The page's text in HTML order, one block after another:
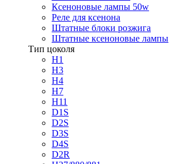
Ксеноновые лампы 50w
Реле для ксенона
Штатные блоки розжига
Штатные ксеноновые лампы
Тип цоколя
H1
H3
H4
H7
H11
D1S
D2S
D3S
D4S
D2R